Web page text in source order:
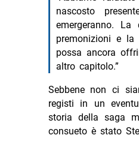
nascosto
emergeranno. La
premonizioni e la
possa ancora
altro capitolo.”
Sebbene non ci
registi in un
storia della saga
consueto è stato